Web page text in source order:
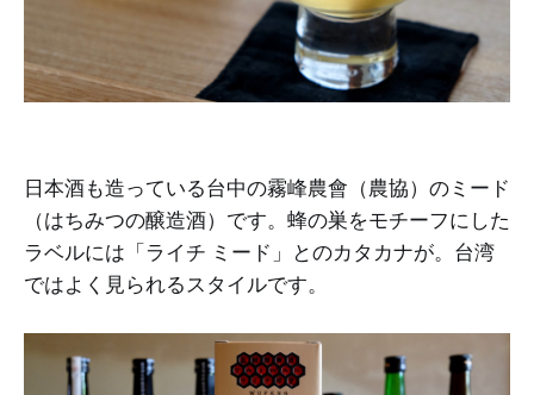
日本酒も造っている台中の霧峰農會（農協）のミード
（はちみつの醸造酒）です。蜂の巣をモチーフにした
ラベルには「ライチ ミード」とのカタカナが。台湾
ではよく見られるスタイルです。